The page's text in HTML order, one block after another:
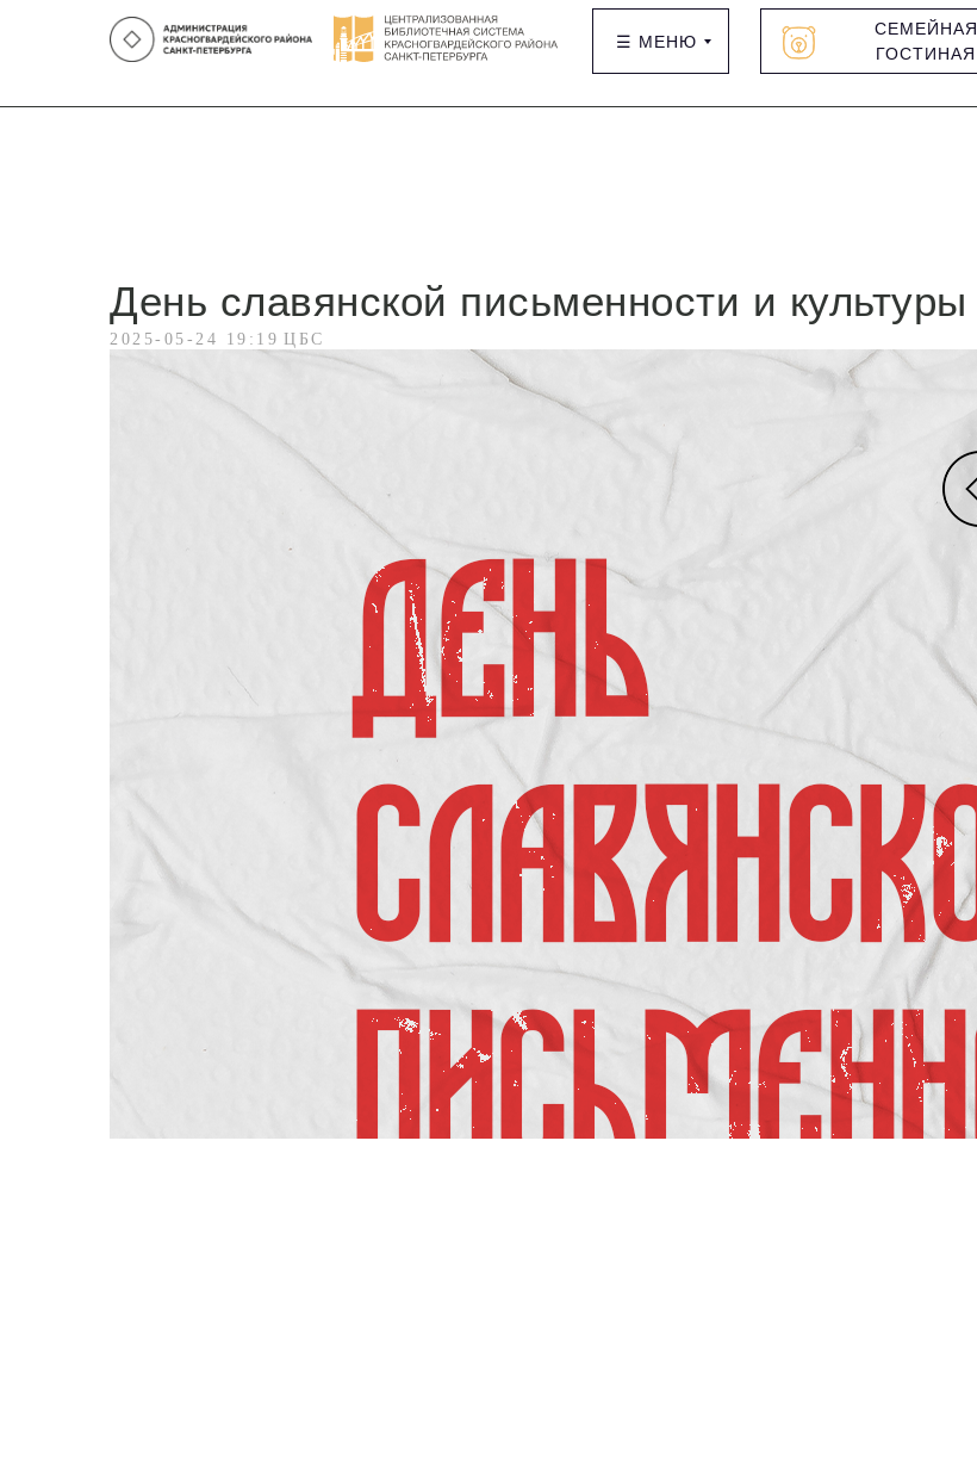
☰ МЕНЮ
СЕМЕЙНАЯ
ГОСТИНАЯ
День славянской письменности и культуры
2025-05-24 19:19 ЦБС